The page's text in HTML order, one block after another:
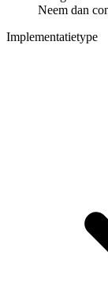
Neem dan
Implementatietype